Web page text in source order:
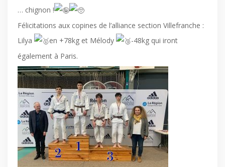
… chignon !
Félicitations aux copines de l’alliance section Villefranche :
Lilya
en +78kg et Mélody
-48kg qui iront
également à Paris.